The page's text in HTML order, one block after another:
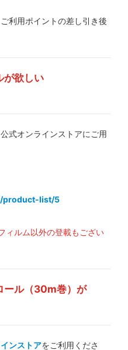
利用ポイントの差し引き後
が欲しい
式オンラインストアにご用
product-list/5
ィルム以外の登載もござい
ール（30m巻）が
ンストアをご利用くださ